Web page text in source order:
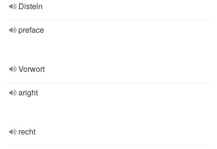
Disteln
preface
Vorwort
aright
recht